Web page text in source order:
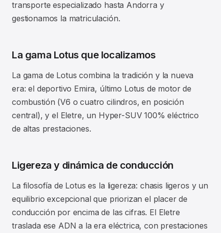
transporte especializado hasta Andorra y
gestionamos la matriculación.
La gama Lotus que localizamos
La gama de Lotus combina la tradición y la nueva
era: el deportivo Emira, último Lotus de motor de
combustión (V6 o cuatro cilindros, en posición
central), y el Eletre, un Hyper-SUV 100% eléctrico
de altas prestaciones.
Ligereza y dinámica de conducción
La filosofía de Lotus es la ligereza: chasis ligeros y un
equilibrio excepcional que priorizan el placer de
conducción por encima de las cifras. El Eletre
traslada ese ADN a la era eléctrica, con prestaciones